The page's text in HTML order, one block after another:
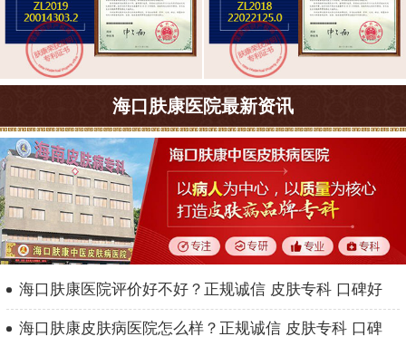
海口肤康医院最新资讯
海口肤康医院评价好不好？正规诚信 皮肤专科 口碑好
海口肤康皮肤病医院怎么样？正规诚信 皮肤专科 口碑